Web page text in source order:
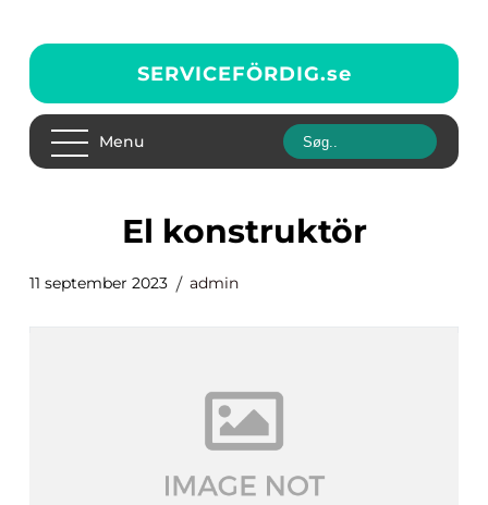
SERVICEFÖRDIG.se
Menu
el konstruktör
11 september 2023 admin